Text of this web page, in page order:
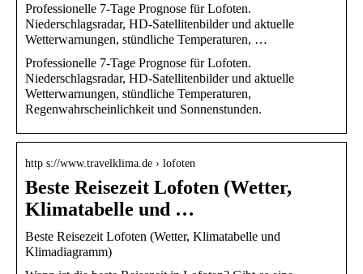
Professionelle 7-Tage Prognose für Lofoten.
Niederschlagsradar, HD-Satellitenbilder und aktuelle
Wetterwarnungen, stündliche Temperaturen, …
Professionelle 7-Tage Prognose für Lofoten.
Niederschlagsradar, HD-Satellitenbilder und aktuelle
Wetterwarnungen, stündliche Temperaturen,
Regenwahrscheinlichkeit und Sonnenstunden.
http s://www.travelklima.de › lofoten
Beste Reisezeit Lofoten (Wetter,
Klimatabelle und …
Beste Reisezeit Lofoten (Wetter, Klimatabelle und
Klimadiagramm)